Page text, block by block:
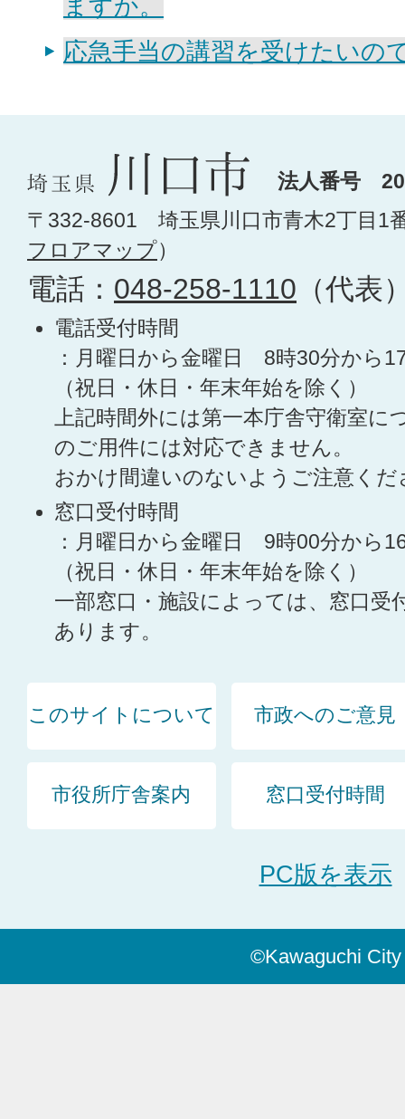
ますか。
応急手当の講習を受けたいの
法人番号
〒332-8601 埼玉県川口市青木2丁目1
フロアマップ）
電話： 048-258-1110 （代表
電話受付時間
：月曜日から金曜日 8時30分から
（祝日・休日・年末年始を除く）
上記時間外には第一本庁舎守衛室に
のご用件には対応できません。
おかけ間違いのないようご注意くだ
窓口受付時間
：月曜日から金曜日 9時00分から
（祝日・休日・年末年始を除く）
一部窓口・施設によっては、窓口受
あります。
このサイトについて 市政へのご意見
市役所庁舎案内 窓口受付時間
PC版を表示
©Kawaguchi City